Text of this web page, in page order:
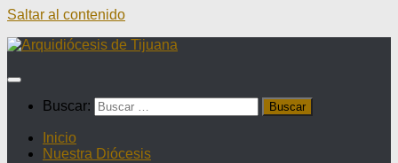
Saltar al contenido
Buscar:
Inicio
Nuestra Diócesis